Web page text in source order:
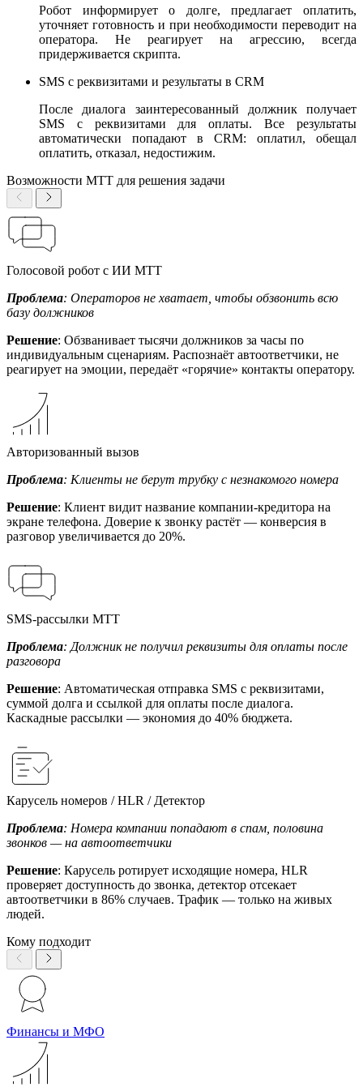
Робот информирует о долге, предлагает оплатить,
уточняет готовность и при необходимости переводит на
оператора. Не реагирует на агрессию, всегда
придерживается скрипта.
SMS с реквизитами и результаты в CRM
После диалога заинтересованный должник получает
SMS с реквизитами для оплаты. Все результаты
автоматически попадают в CRM: оплатил, обещал
оплатить, отказал, недостижим.
Возможности МТТ для решения задачи
Голосовой робот с ИИ МТТ
Проблема: Операторов не хватает, чтобы обзвонить всю
базу должников
Решение: Обзванивает тысячи должников за часы по
индивидуальным сценариям. Распознаёт автоответчики, не
реагирует на эмоции, передаёт «горячие» контакты оператору.
Авторизованный вызов
Проблема: Клиенты не берут трубку с незнакомого номера
Решение: Клиент видит название компании-кредитора на
экране телефона. Доверие к звонку растёт — конверсия в
разговор увеличивается до 20%.
SMS-рассылки МТТ
Проблема: Должник не получил реквизиты для оплаты после
разговора
Решение: Автоматическая отправка SMS с реквизитами,
суммой долга и ссылкой для оплаты после диалога.
Каскадные рассылки — экономия до 40% бюджета.
Карусель номеров / HLR / Детектор
Проблема: Номера компании попадают в спам, половина
звонков — на автоответчики
Решение: Карусель ротирует исходящие номера, HLR
проверяет доступность до звонка, детектор отсекает
автоответчики в 86% случаев. Трафик — только на живых
людей.
Кому подходит
Финансы и МФО